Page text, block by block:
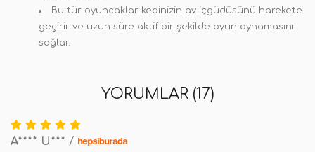
Bu tür oyuncaklar kedinizin av içgüdüsünü harekete
geçirir ve uzun süre aktif bir şekilde oyun oynamasını
sağlar.
YORUMLAR (17)
A**** U*** /